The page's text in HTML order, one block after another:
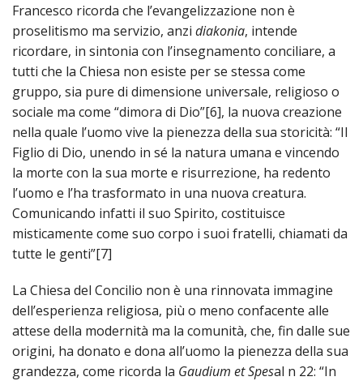
Francesco ricorda che l’evangelizzazione non è
proselitismo ma servizio, anzi diakonia, intende
ricordare, in sintonia con l’insegnamento conciliare, a
tutti che la Chiesa non esiste per se stessa come
gruppo, sia pure di dimensione universale, religioso o
sociale ma come “dimora di Dio”[6], la nuova creazione
nella quale l’uomo vive la pienezza della sua storicità: “Il
Figlio di Dio, unendo in sé la natura umana e vincendo
la morte con la sua morte e risurrezione, ha redento
l’uomo e l’ha trasformato in una nuova creatura.
Comunicando infatti il suo Spirito, costituisce
misticamente come suo corpo i suoi fratelli, chiamati da
tutte le genti”[7]
La Chiesa del Concilio non è una rinnovata immagine
dell’esperienza religiosa, più o meno confacente alle
attese della modernità ma la comunità, che, fin dalle sue
origini, ha donato e dona all’uomo la pienezza della sua
grandezza, come ricorda la Gaudium et Spesal n 22: “In